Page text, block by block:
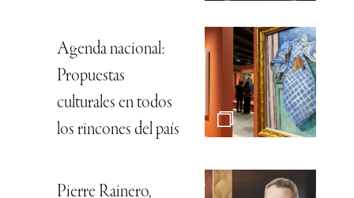
Agenda nacional:
Propuestas
culturales en todos
los rincones del país
Pierre Rainero,